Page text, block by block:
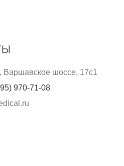
Варшавское шоссе, 17с1
970-71-08